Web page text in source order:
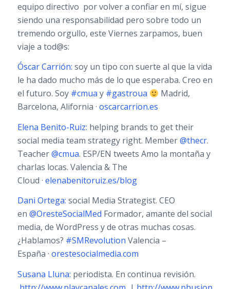
equipo directivo por volver a confiar en mí, sigue
siendo una responsabilidad pero sobre todo un
tremendo orgullo, este Viernes zarpamos, buen
viaje a tod@s:
Óscar Carrión: soy un tipo con suerte al que la vida
le ha dado mucho más de lo que esperaba. Creo en
el futuro. Soy #cmua y #gastroua
Madrid,
Barcelona, Alifornia · oscarcarrion.es
Elena Benito-Ruiz: helping brands to get their
social media team strategy right. Member@thecr.
Teacher@cmua. ESP/EN tweets Amo la montaña y
charlas locas. Valencia & The
Cloud · elenabenitoruiz.es/blog
Dani Ortega: social Media Strategist. CEO
en @OresteSocialMed Formador, amante del social
media, de WordPress y de otras muchas cosas.
¿Hablamos? #SMRevolution Valencia –
España · orestesocialmedia.com
Susana Lluna: periodista. En continua revisión.